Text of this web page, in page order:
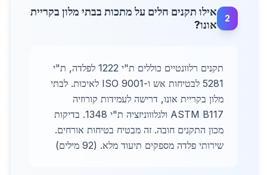
2
אילו תקנים חלים על מתכות בבתי מלון בקריית
אונו?
תקנים רלוונטיים כוללים ת"י 1222 לפלדה, ת"י
5281 לבטיחות אש ו-ISO 9001 לאיכות. לבתי
מלון בקריית אונו, דרישה לעמידות קורוזיה
ASTM B117 ולגלוווניזציה ת"י 1348. בדיקות
מכון התקנים חובה. זה מבטיח בטיחות אורחים.
שירותי פלדה מספקים תיעוד מלא. (92 מילים)